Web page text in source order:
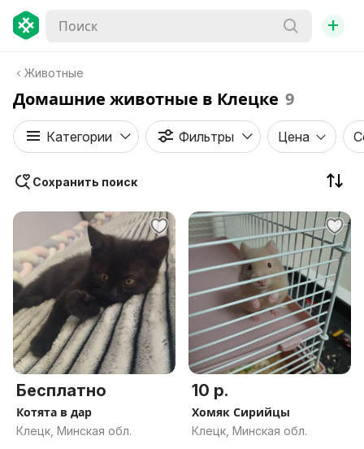
+
Животные
Домашние животные в Клецке 9
Категории Фильтры Цена
Сохранить поиск
Бесплатно
Котята в дар
Клецк, Минская обл.
10 р.
Хомяк Сирийцы
Клецк, Минская обл.